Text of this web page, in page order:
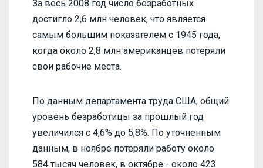
За весь 2008 год число безработных
достигло 2,6 млн человек, что является
самым большим показателем с 1945 года,
когда около 2,8 млн американцев потеряли
свои рабочие места.
По данным департамента труда США, общий
уровень безработицы за прошлый год
увеличился с 4,6% до 5,8%. По уточненным
данным, в ноябре потеряли работу около
584 тысяч человек, в октябре - около 423